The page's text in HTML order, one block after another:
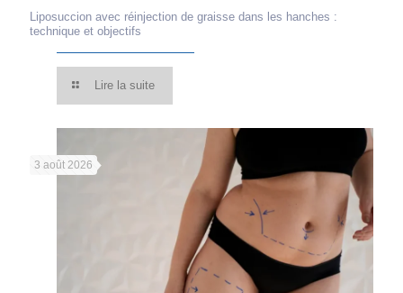
Liposuccion avec réinjection de graisse dans les hanches :
technique et objectifs
Lire la suite
3 août 2026